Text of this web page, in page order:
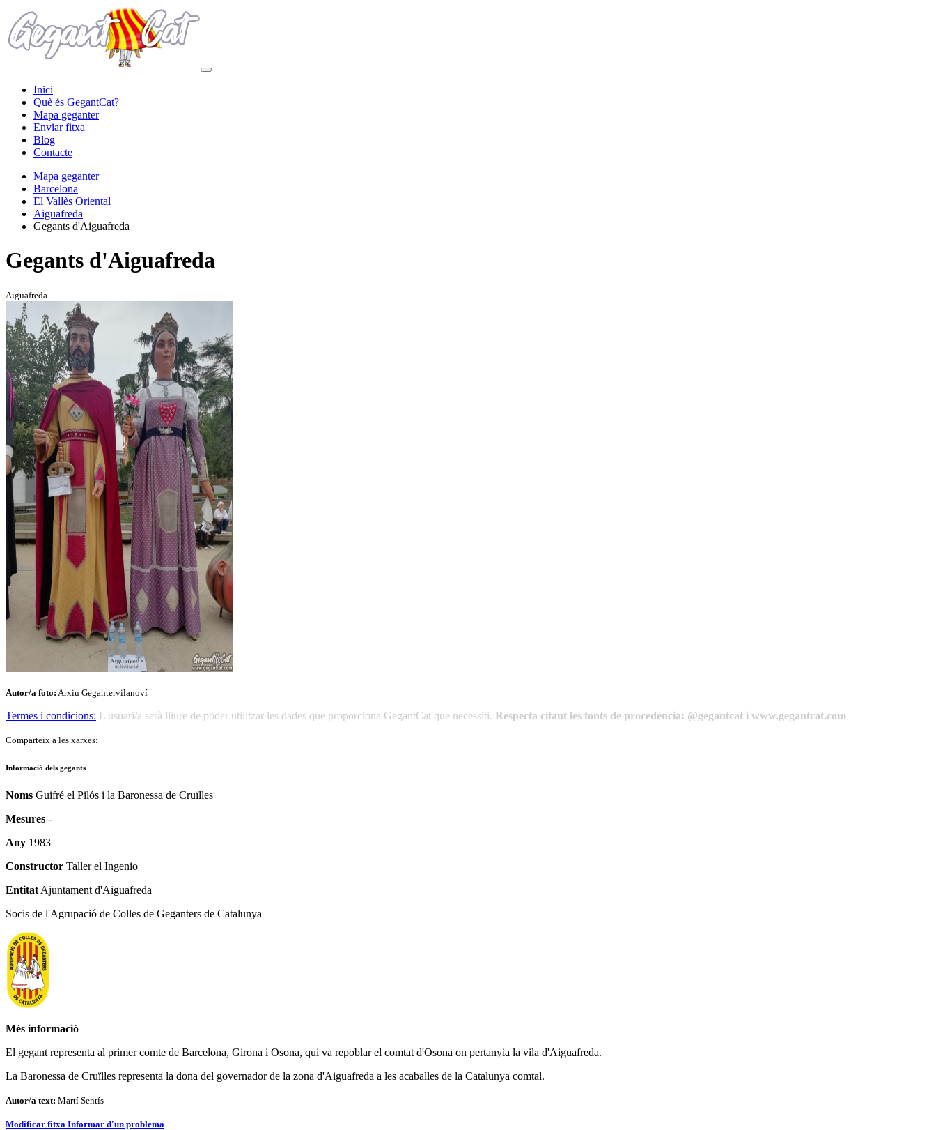
Inici
Què és GegantCat?
Mapa geganter
Enviar fitxa
Blog
Contacte
Mapa geganter
Barcelona
El Vallès Oriental
Aiguafreda
Gegants d'Aiguafreda
Gegants d'Aiguafreda
Aiguafreda
Autor/a foto: Arxiu Gegantervilanoví
Termes i condicions: L'usuari/a serà lliure de poder utilitzar les dades que proporciona GegantCat que necessiti. Respecta citant les fonts de procedència: @gegantcat i www.gegantcat.com
Comparteix a les xarxes:
Informació dels gegants
Noms Guifré el Pilós i la Baronessa de Cruïlles
Mesures -
Any 1983
Constructor Taller el Ingenio
Entitat Ajuntament d'Aiguafreda
Socis de l'Agrupació de Colles de Geganters de Catalunya
Més informació
El gegant representa al primer comte de Barcelona, Girona i Osona, qui va repoblar el comtat d'Osona on pertanyia la vila d'Aiguafreda.
La Baronessa de Cruïlles representa la dona del governador de la zona d'Aiguafreda a les acaballes de la Catalunya comtal.
Autor/a text: Martí Sentís
Modificar fitxa Informar d'un problema